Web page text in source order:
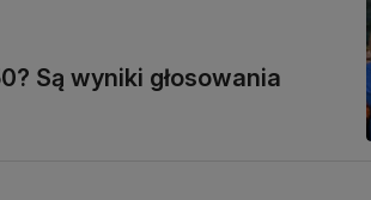
Są wyniki głosowania